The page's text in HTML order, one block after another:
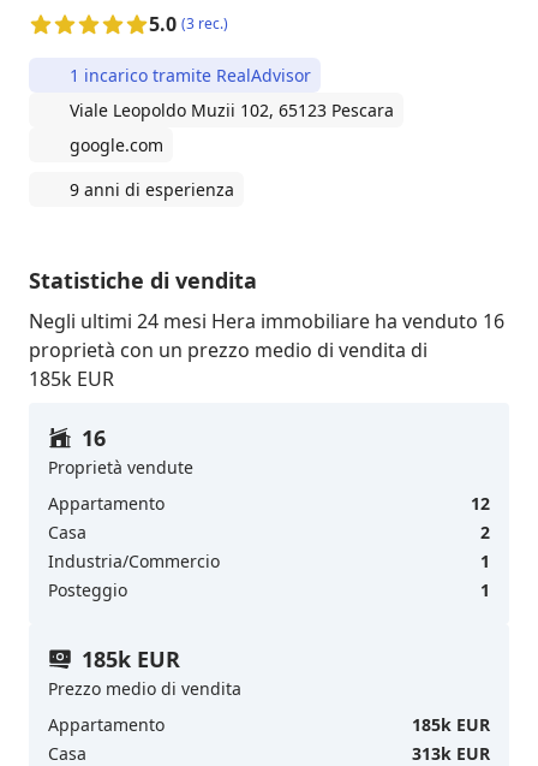
5.0 (3 rec.)
1 incarico tramite RealAdvisor
Viale Leopoldo Muzii 102, 65123 Pescara
google.com
9 anni di esperienza
Statistiche di vendita
Negli ultimi 24 mesi Hera immobiliare ha venduto 16
proprietà con un prezzo medio di vendita di
185k EUR
16
Proprietà vendute
Appartamento
12
Casa
2
Industria/Commercio
1
Posteggio
1
185k EUR
Prezzo medio di vendita
Appartamento
185k EUR
Casa
313k EUR